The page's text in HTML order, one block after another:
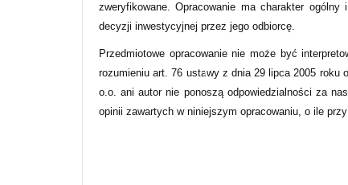
zweryfikowane. Opracowanie ma charakter
decyzji inwestycyjnej przez jego odbiorcę.
Przedmiotowe opracowanie nie może być
rozumieniu art. 76 ustawy z dnia 29 lipca 2005
o.o. ani autor nie ponoszą odpowiedzialności za
opinii zawartych w niniejszym opracowaniu, o ile